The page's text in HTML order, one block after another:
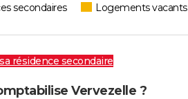
secondaires Logements vacants
résidence secondaire
Vervezelle ?